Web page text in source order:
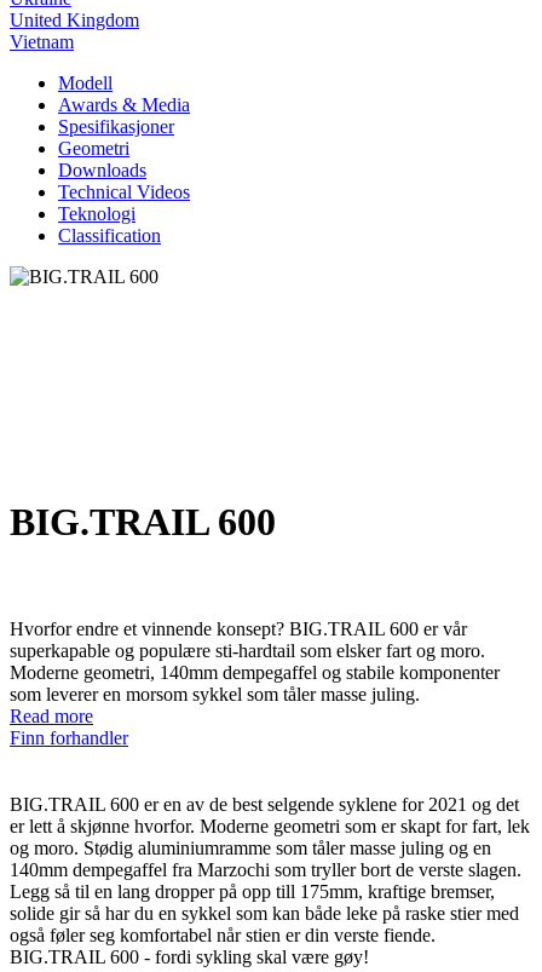
United Kingdom
Vietnam
Modell
Awards & Media
Spesifikasjoner
Geometri
Downloads
Technical Videos
Teknologi
Classification
BIG.TRAIL 600
Hvorfor endre et vinnende konsept? BIG.TRAIL 600 er vår
superkapable og populære sti-hardtail som elsker fart og moro.
Moderne geometri, 140mm dempegaffel og stabile komponenter
som leverer en morsom sykkel som tåler masse juling.
Read more
Finn forhandler
BIG.TRAIL 600 er en av de best selgende syklene for 2021 og det
er lett å skjønne hvorfor. Moderne geometri som er skapt for fart, lek
og moro. Stødig aluminiumramme som tåler masse juling og en
140mm dempegaffel fra Marzochi som tryller bort de verste slagen.
Legg så til en lang dropper på opp till 175mm, kraftige bremser,
solide gir så har du en sykkel som kan både leke på raske stier med
også føler seg komfortabel når stien er din verste fiende.
BIG.TRAIL 600 - fordi sykling skal være gøy!